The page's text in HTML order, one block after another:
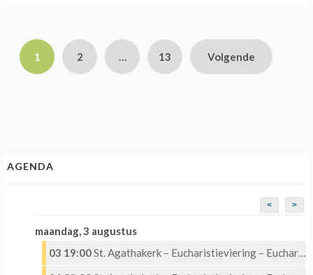
1 2 … 13 Volgende
AGENDA
< >
maandag, 3 augustus
03 19:00St. Agathakerk – Eucharistieviering – Eucharistische Aanbidding